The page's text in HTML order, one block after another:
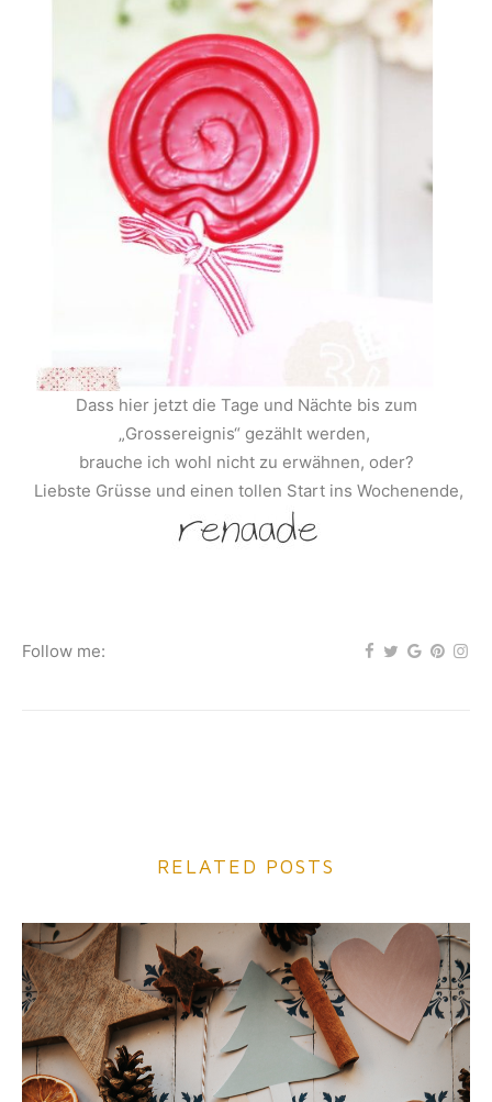
Dass hier jetzt die Tage und Nächte bis zum
„Grossereignis“ gezählt werden,
brauche ich wohl nicht zu erwähnen, oder?
Liebste Grüsse und einen tollen Start ins Wochenende,
Follow me:
RELATED POSTS